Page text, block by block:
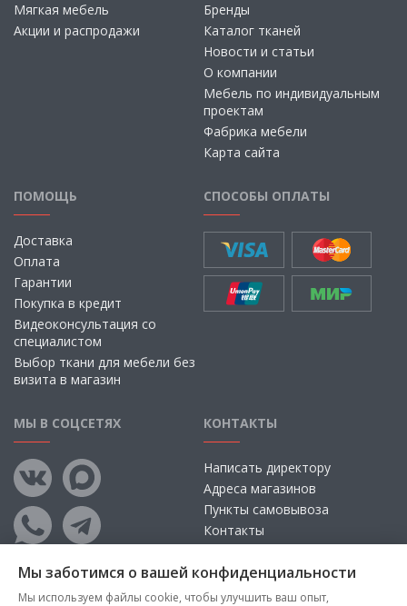
Мягкая мебель
Акции и распродажи
Бренды
Каталог тканей
Новости и статьи
О компании
Мебель по индивидуальным
проектам
Фабрика мебели
Карта сайта
ПОМОЩЬ
Доставка
Оплата
Гарантии
Покупка в кредит
Видеоконсультация со
специалистом
Выбор ткани для мебели без
визита в магазин
СПОСОБЫ ОПЛАТЫ
МЫ В СОЦСЕТЯХ КОНТАКТЫ
Написать директору
Адреса магазинов
Пункты самовывоза
Контакты
Мы заботимся о вашей конфиденциальности
Мы используем файлы cookie, чтобы улучшить ваш опыт,